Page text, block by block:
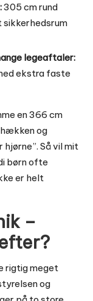
305 cm rund
sikkerhedsrum
legeaftaler:
ekstra faste
en 366 cm
og
Så vil mit
børn ofte
er helt
–
rigtig meget
og